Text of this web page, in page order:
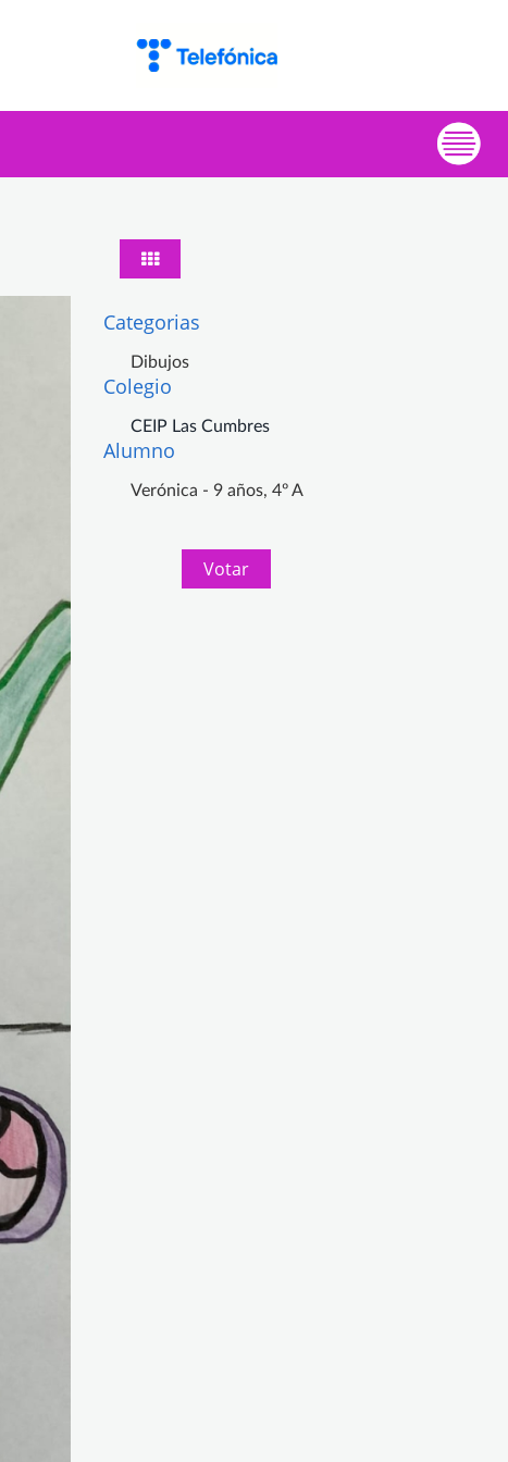
Categorias
Dibujos
Colegio
CEIP Las Cumbres
Alumno
Verónica - 9 años, 4º A
Votar